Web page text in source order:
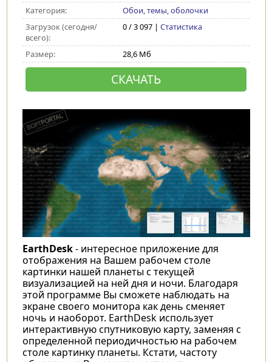
Категория:
Обои, темы, оболочки
Загрузок (сегодня/
всего):
0 / 3 097 | Статистика
Размер: 28,6 Мб
СКАЧАТЬ
EarthDesk- интересное приложение для
отображения на Вашем рабочем столе
картинки нашей планеты с текущей
визуализацией на ней дня и ночи. Благодаря
этой программе Вы сможете наблюдать на
экране своего монитора как день сменяет
ночь и наоборот. EarthDesk использует
интерактивную спутниковую карту, заменяя с
определенной периодичностью на рабочем
столе картинку планеты. Кстати, частоту